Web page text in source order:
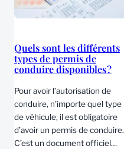
Quels sont les différents
types de permis de
conduire disponibles ?
Pour avoir l’autorisation de
conduire, n’importe quel type
de véhicule, il est obligatoire
d’avoir un permis de conduire.
C’est un document officiel…